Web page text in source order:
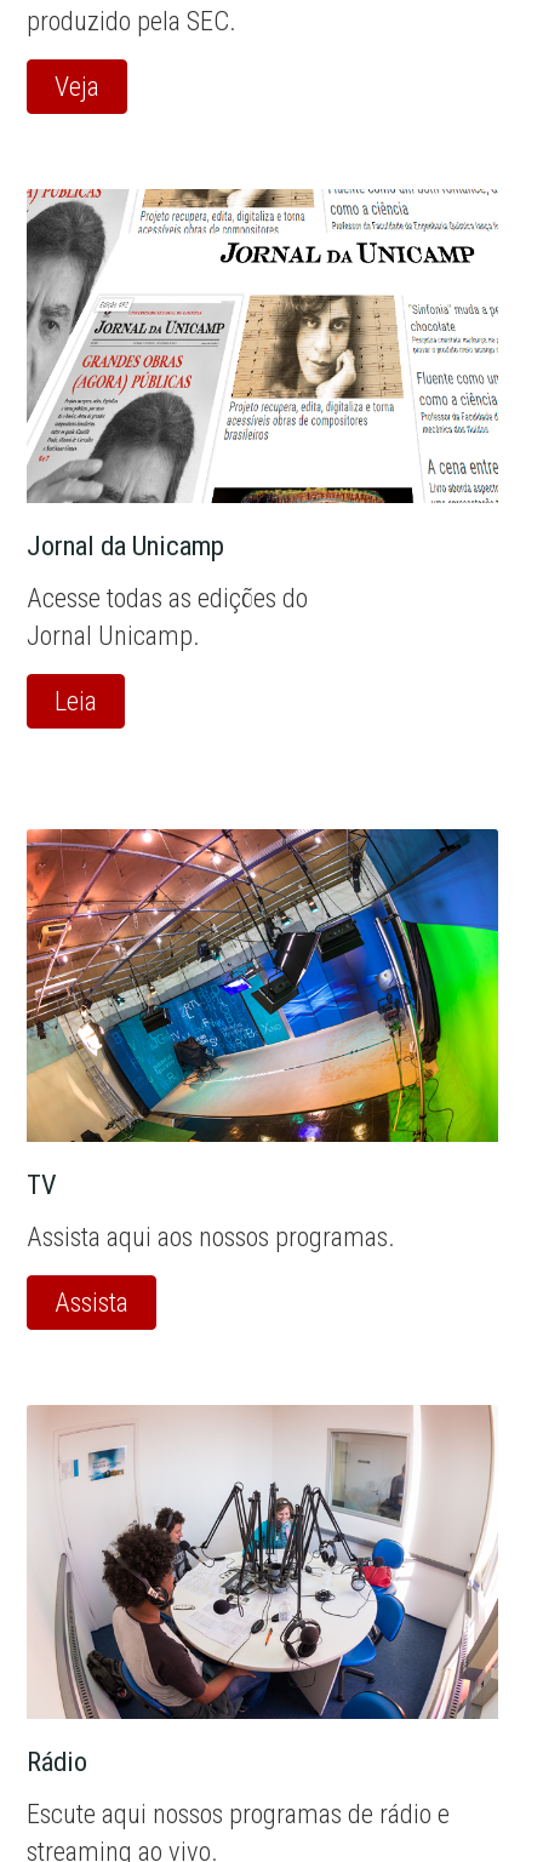
produzido pela SEC.
Veja
Jornal da Unicamp
Acesse todas as edições do
Jornal Unicamp.
Leia
TV
Assista aqui aos nossos programas.
Assista
Rádio
Escute aqui nossos programas de rádio e
streaming ao vivo.